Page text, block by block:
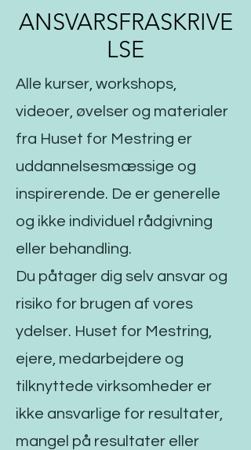
ANSVARSFRASKRIVE
LSE
Alle kurser, workshops,
videoer, øvelser og materialer
fra Huset for Mestring er
uddannelsesmæssige og
inspirerende. De er generelle
og ikke individuel rådgivning
eller behandling.
Du påtager dig selv ansvar og
risiko for brugen af vores
ydelser. Huset for Mestring,
ejere, medarbejdere og
tilknyttede virksomheder er
ikke ansvarlige for resultater,
mangel på resultater eller